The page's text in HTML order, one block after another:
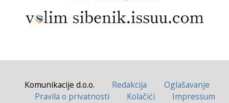
Komunikacije d.o.o. Redakcija
Oglašavanje
Pravila o privatnosti
Kolačići
Impressum